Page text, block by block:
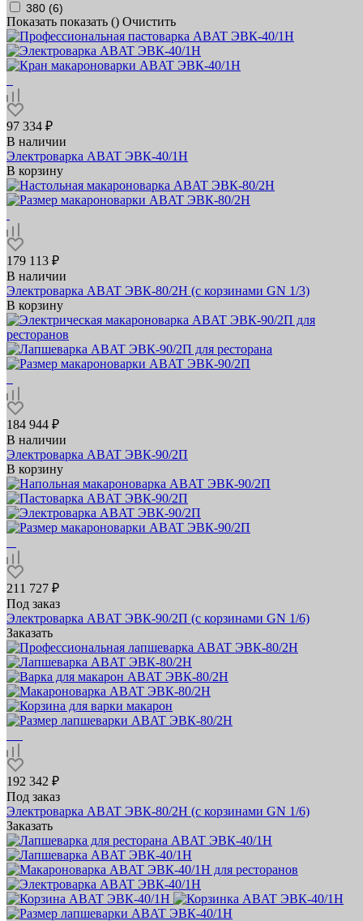
380 (6)
Показать показать () Очистить
97 334 ₽
В наличии
Электроварка ABAT ЭВК‑40/1Н
В корзину
179 113 ₽
В наличии
Электроварка ABAT ЭВК‑80/2Н (с корзинами GN 1/3)
В корзину
184 944 ₽
В наличии
Электроварка ABAT ЭВК‑90/2П
В корзину
211 727 ₽
Под заказ
Электроварка ABAT ЭВК‑90/2П (с корзинами GN 1/6)
Заказать
192 342 ₽
Под заказ
Электроварка ABAT ЭВК‑80/2Н (с корзинами GN 1/6)
Заказать